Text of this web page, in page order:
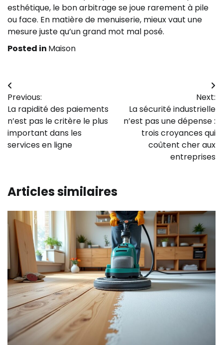
esthétique, le bon arbitrage se joue rarement à pile
ou face. En matière de menuiserie, mieux vaut une
mesure juste qu’un grand mot mal posé.
Posted in Maison
Navigation
de
l’article
Previous:
La rapidité des paiements
n’est pas le critère le plus
important dans les
services en ligne
Next:
La sécurité industrielle
n’est pas une dépense :
trois croyances qui
coûtent cher aux
entreprises
Articles similaires